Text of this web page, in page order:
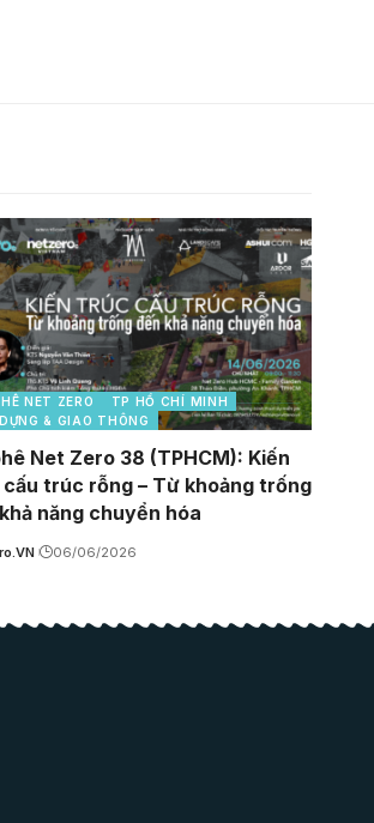
NET ZERO
TP HỒ CHÍ MINH
& GIAO THÔNG
Net Zero 38 (TPHCM): Kiến
trúc rỗng – Từ khoảng trống
năng chuyển hóa
06/06/2026